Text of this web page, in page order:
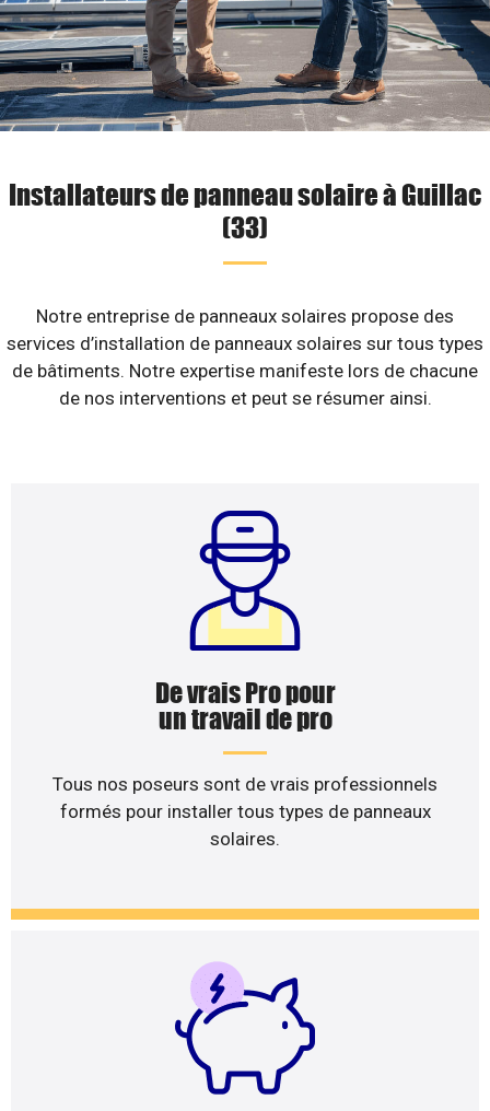
Installateurs de panneau solaire à Guillac
(33)
Notre entreprise de panneaux solaires propose des
services d’installation de panneaux solaires sur tous types
de bâtiments. Notre expertise manifeste lors de chacune
de nos interventions et peut se résumer ainsi.
De vrais Pro pour
un travail de pro
Tous nos poseurs sont de vrais professionnels
formés pour installer tous types de panneaux
solaires.